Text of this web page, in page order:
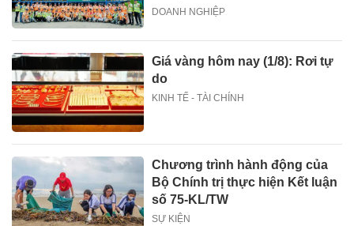
DOANH NGHIỆP
Giá vàng hôm nay (1/8): Rơi tự
do
KINH TẾ - TÀI CHÍNH
Chương trình hành động của
Bộ Chính trị thực hiện Kết luận
số 75-KL/TW
SỰ KIỆN